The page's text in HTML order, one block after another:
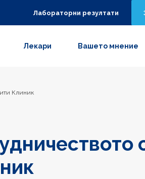
Лабораторни резултати
Лекари Вашето мнение
Клиник